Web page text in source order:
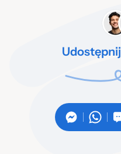
Udostępnij